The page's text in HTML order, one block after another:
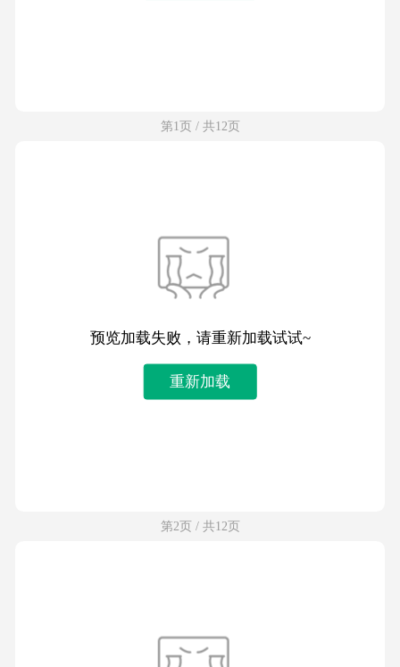
第1页 / 共12页
预览加载失败，请重新加载试试~
重新加载
第2页 / 共12页